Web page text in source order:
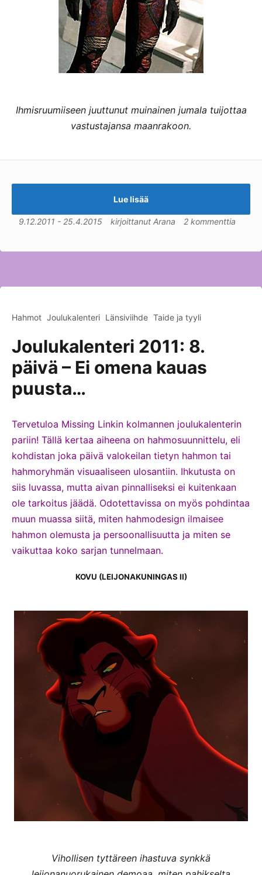
Ihmisruumiiseen juuttunut muinainen jumala tuijottaa
vastustajansa maanrakoon.
Lue lisää
9.12.2011 - 25.4.2015 kirjoittanut Arana 2 kommenttia
Hahmot Joulukalenteri Länsiviihde Taide ja tyyli
Joulukalenteri 2011: 8.
päivä – Ei omena kauas
puusta…
Tervetuloa Missing Linkin kolmannen joulukalenterin
pariin! Tällä kertaa aiheena on hahmosuunnittelu, eli
kohdistan joka päivä valokeilan tietyn hahmon tai
hahmoryhmän visuaaliseen ulosantiin. Ihkutusta on
siis luvassa, mutta aivan pinnalliseksi ei kuitenkaan
ole tarkoitus jäädä. Odotettavissa on myös pohdintaa
muun muassa siitä, miten hahmodesign ilmaisee
hahmon olemusta ja persoonallisuutta ja miten se
vaikuttaa koko sarjan tunnelmaan.
KOVU (LEIJONAKUNINGAS II)
Vihollisen tyttäreen ihastuva synkkä